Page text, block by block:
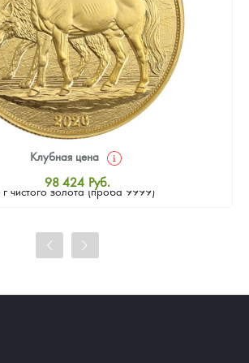
г чистого золота (проба 9999)
Клубная цена
98 424 Руб.
Стандартная цена
Цена выкупа